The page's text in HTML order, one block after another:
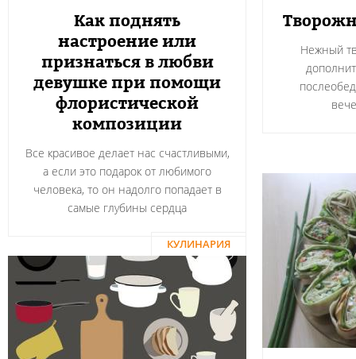
Как поднять
настроение или
признаться в любви
девушке при помощи
флористической
композиции
Все красивое делает нас счастливыми,
а если это подарок от любимого
человека, то он надолго попадает в
самые глубины сердца
Нежный
КУЛИНАРИЯ